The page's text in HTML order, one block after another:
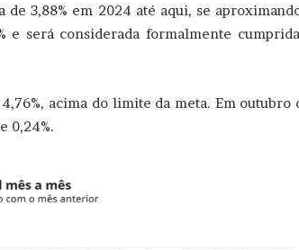
de 3,88% em 2024 até aqui, se
e será considerada formalmente
acima do limite da meta. Em outubro
0,24%.